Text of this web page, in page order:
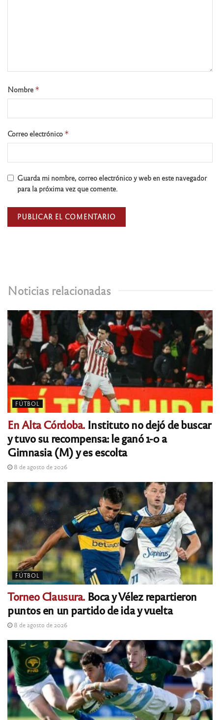
Noticias relacionadas
FÚTBOL
En Alta Córdoba.Instituto no dejó de buscar
y tuvo su recompensa: le ganó 1-0 a
Gimnasia (M) y es escolta
8 de agosto de 2026
FÚTBOL
Torneo Clausura.Boca y Vélez repartieron
puntos en un partido de ida y vuelta
8 de agosto de 2026
Nombre *
Correo electrónico *
Guarda mi nombre, correo electrónico y web en este navegador
para la próxima vez que comente.